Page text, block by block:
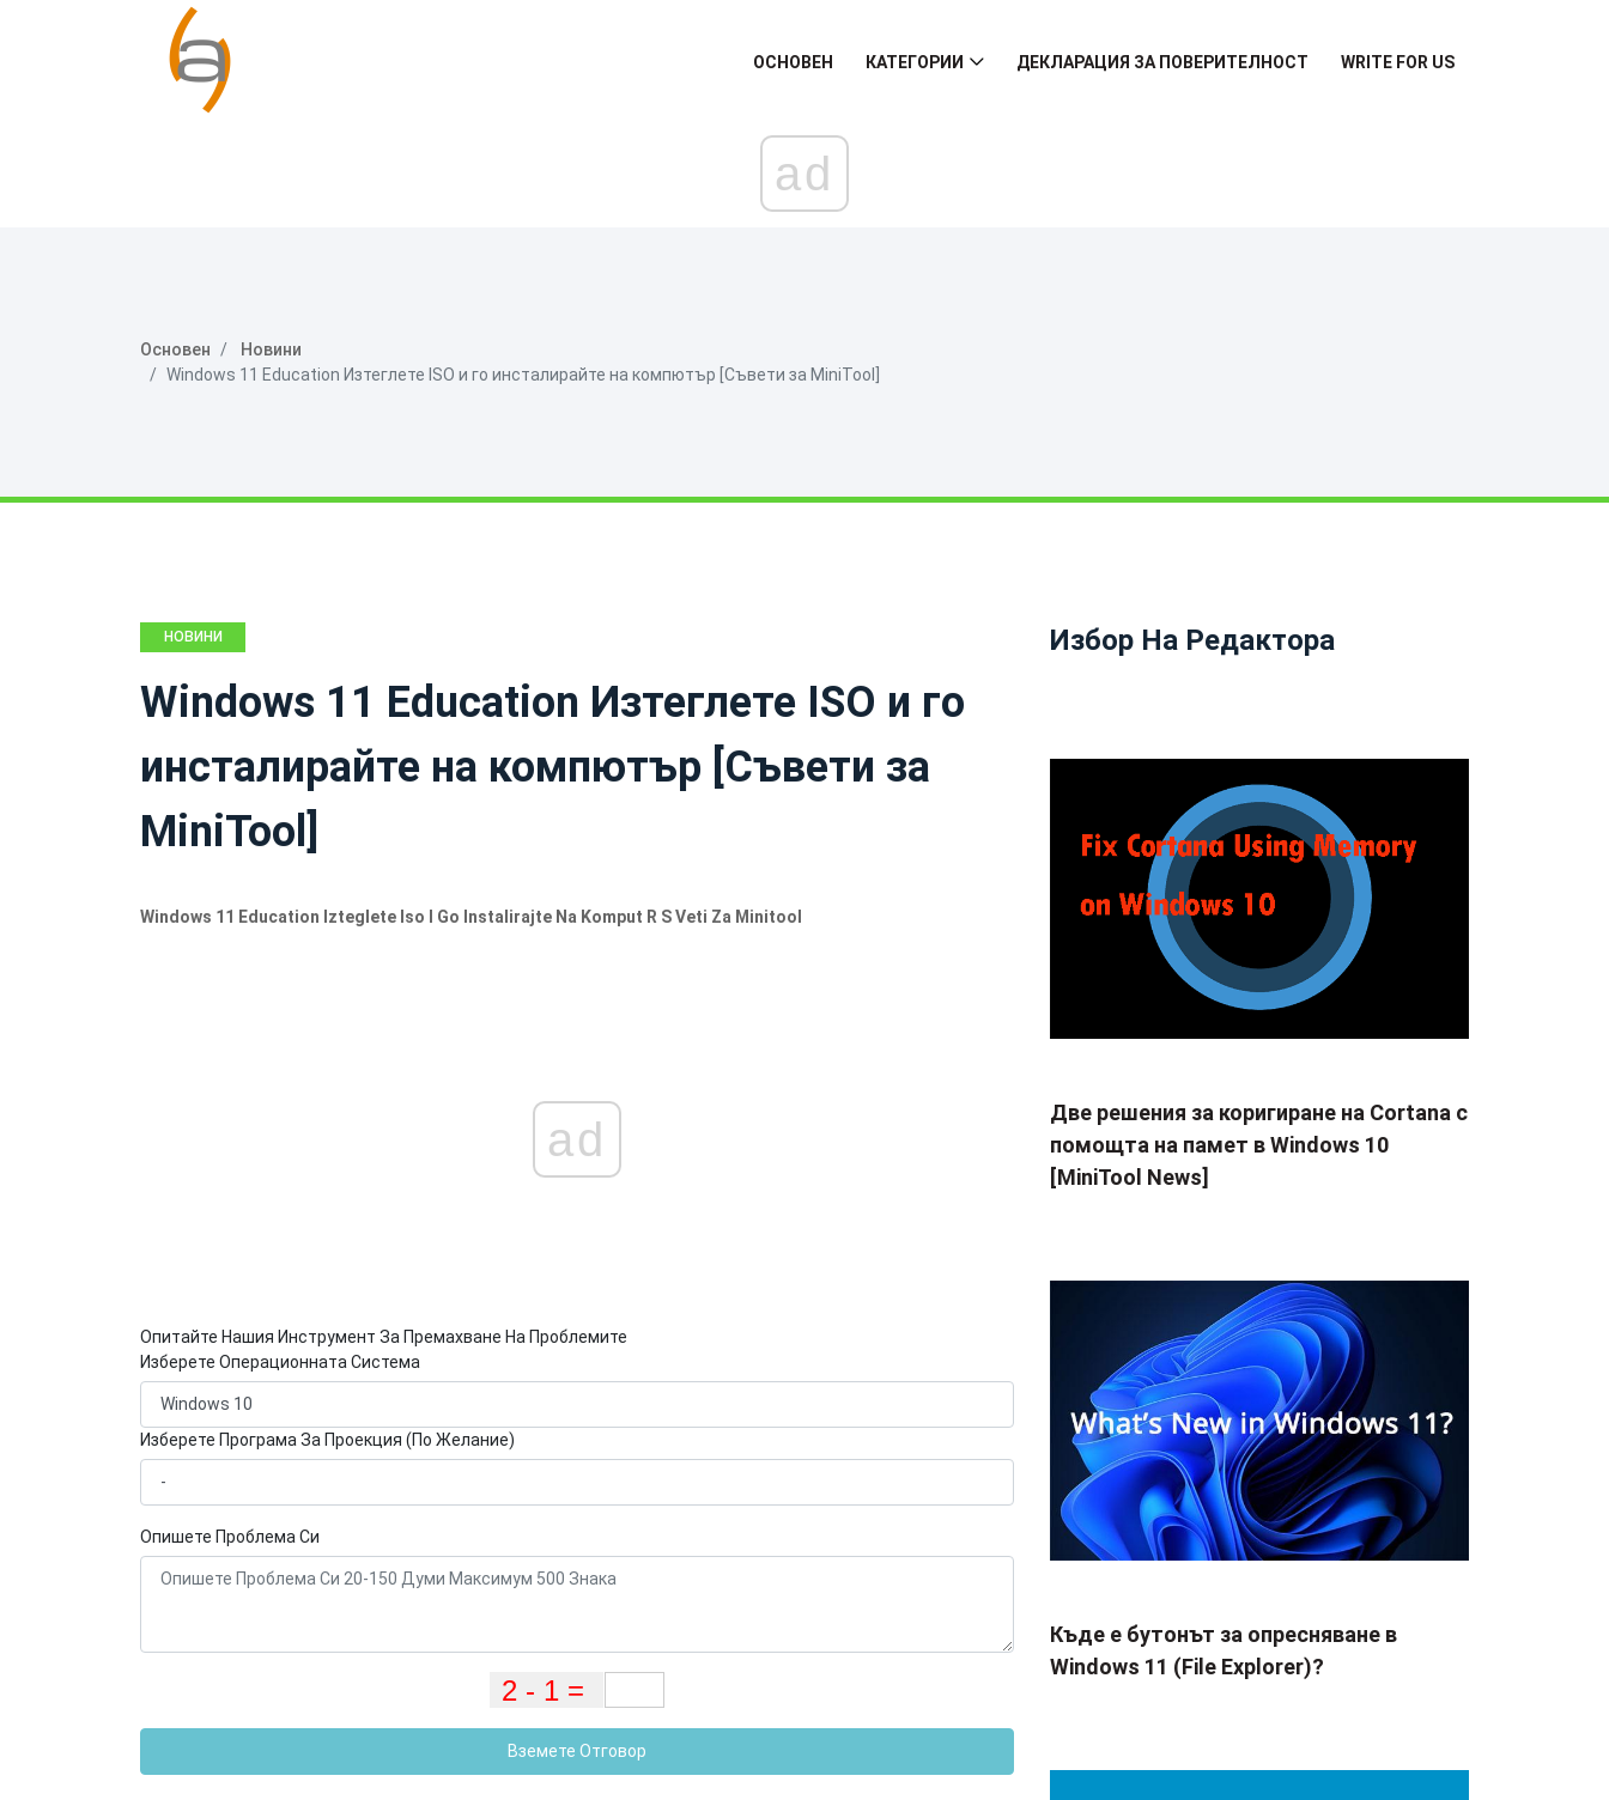
ОСНОВЕН КАТЕГОРИИ ДЕКЛАРАЦИЯ ЗА ПОВЕРИТЕЛНОСТ WRITE FOR US
ad
Основен
Новини
Windows 11 Education Изтеглете ISO и го инсталирайте на компютър [Съвети за MiniTool]
НОВИНИ
Windows 11 Education Изтеглете ISO и го
инсталирайте на компютър [Съвети за
MiniTool]
Windows 11 Education Izteglete Iso I Go Instalirajte Na Komput R S Veti Za Minitool
ad
Опитайте Нашия Инструмент За Премахване На Проблемите
Изберете Операционната Система
Изберете Програма За Проекция (По Желание)
Опишете Проблема Си
Вземете Отговор
Избор На Редактора
Две решения за коригиране на Cortana с
помощта на памет в Windows 10
[MiniTool News]
Къде е бутонът за опресняване в
Windows 11 (File Explorer)?